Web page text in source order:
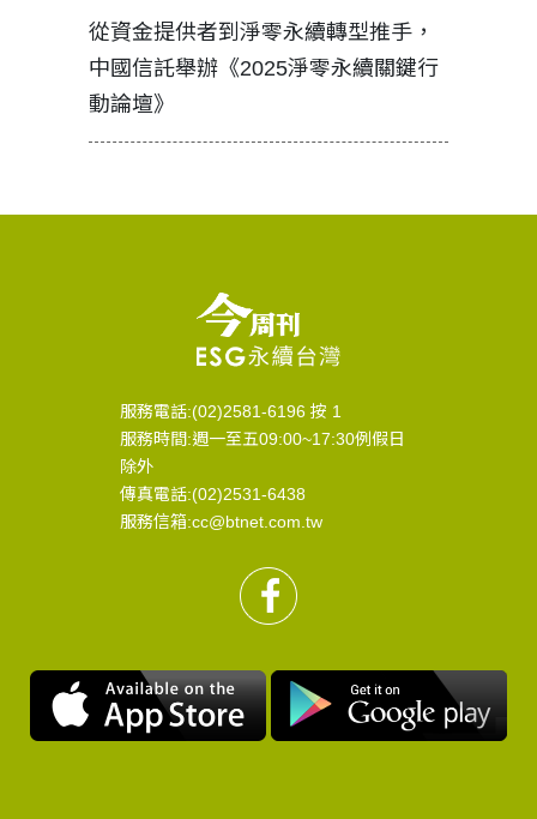
從資金提供者到淨零永續轉型推手，
中國信託舉辦《2025淨零永續關鍵行
動論壇》
服務電話:(02)2581-6196 按 1
服務時間:週一至五09:00~17:30例假日
除外
傳真電話:(02)2531-6438
服務信箱:cc@btnet.com.tw